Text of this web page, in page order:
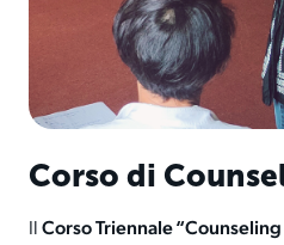
Corso di
IlCorso Triennale